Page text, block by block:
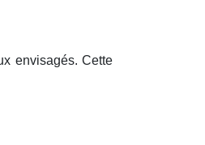
envisagés. Cette